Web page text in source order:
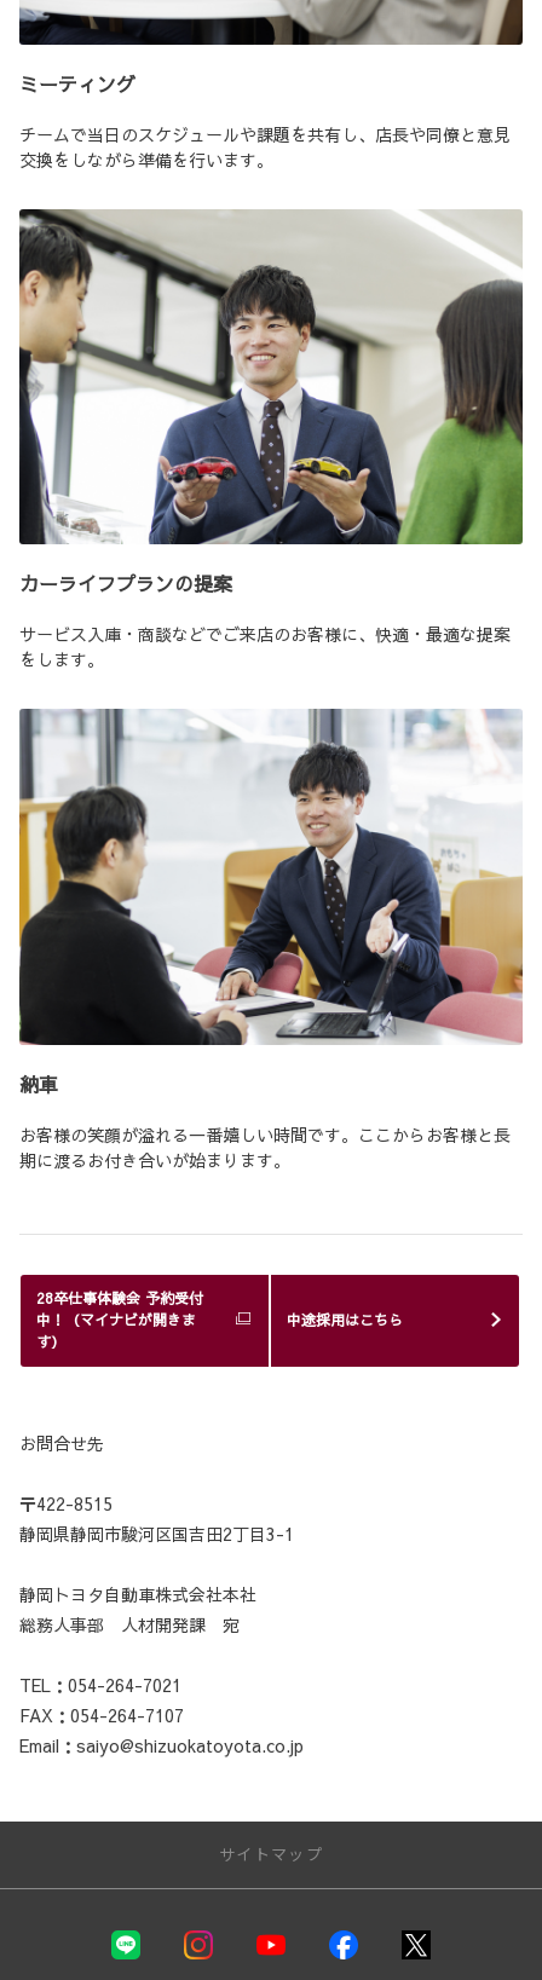
ミーティング
チームで当日のスケジュールや課題を共有し、店長や同僚と意見
交換をしながら準備を行います。
カーライフプランの提案
サービス入庫・商談などでご来店のお客様に、快適・最適な提案
をします。
納車
お客様の笑顔が溢れる一番嬉しい時間です。ここからお客様と長
期に渡るお付き合いが始まります。
28卒仕事体験会 予約受付
中！（マイナビが開きま
す）
中途採用はこちら
お問合せ先
〒422-8515
静岡県静岡市駿河区国吉田2丁目3-1
静岡トヨタ自動車株式会社本社
総務人事部 人材開発課 宛
TEL：054-264-7021
FAX：054-264-7107
Email：saiyo@shizuokatoyota.co.jp
サイトマップ